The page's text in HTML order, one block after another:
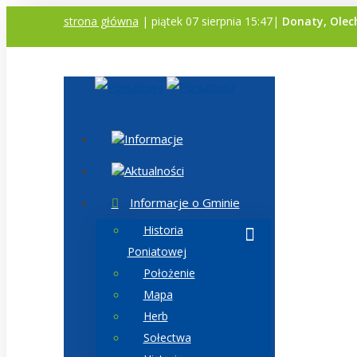
strona główna | piątek 07 sierpnia 15:47| Donaty,
Informacje
Aktualności
Informacje o Gminie
Historia
Poniatowej
Położenie
Mapa
Herb
Sołectwa